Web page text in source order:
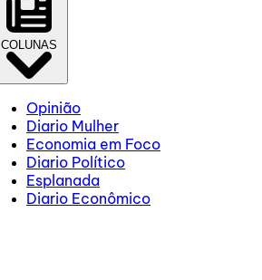
COLUNAS
Opinião
Diario Mulher
Economia em Foco
Diario Político
Esplanada
Diario Econômico